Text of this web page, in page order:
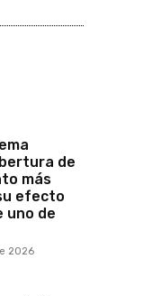
de
más
efecto
uno de
2026